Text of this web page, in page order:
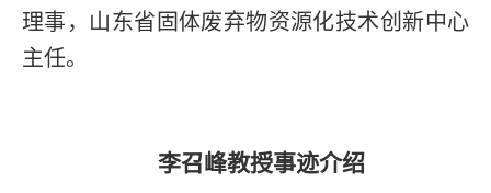
理事，山东省固体废弃物资源化技术创新中心
主任。
李召峰教授事迹介绍